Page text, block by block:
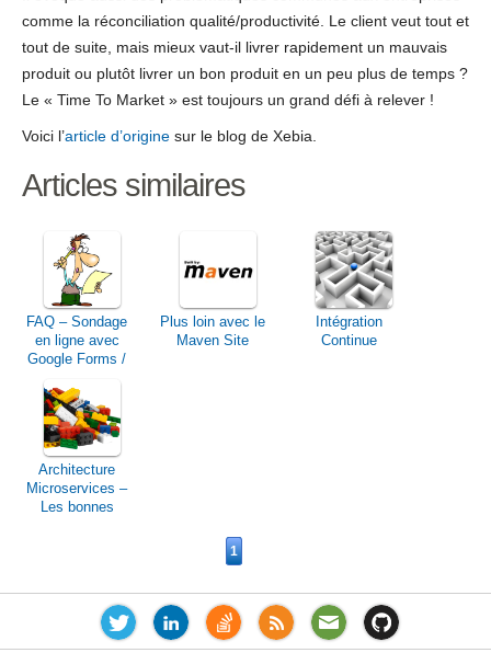
comme la réconciliation qualité/productivité. Le client veut tout et
tout de suite, mais mieux vaut-il livrer rapidement un mauvais
produit ou plutôt livrer un bon produit en un peu plus de temps ?
Le « Time To Market » est toujours un grand défi à relever !
Voici l’article d’origine sur le blog de Xebia.
Articles similaires
FAQ – Sondage
en ligne avec
Google Forms /
Plus loin avec le
Maven Site
Intégration
Continue
Architecture
Microservices –
Les bonnes
1